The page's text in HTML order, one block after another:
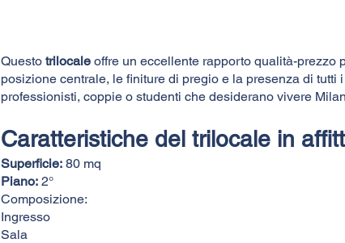
Questo trilocale offre un eccellente rapporto qualità-prezzo
posizione centrale, le finiture di pregio e la presenza di tutti
professionisti, coppie o studenti che desiderano vivere
Caratteristiche del trilocale in
Superficie: 80 mq
Piano: 2°
Composizione:​
Ingresso
Sala